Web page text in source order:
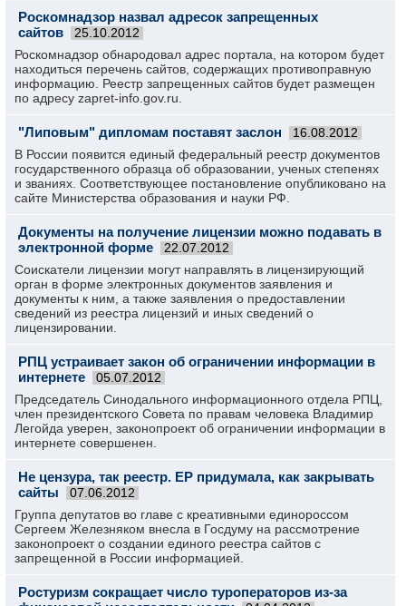
Роскомнадзор назвал адресок запрещенных
сайтов
25.10.2012
Роскомнадзор обнародовал адрес портала, на котором будет
находиться перечень сайтов, содержащих противоправную
информацию. Реестр запрещенных сайтов будет размещен
по адресу zapret-info.gov.ru.
"Липовым" дипломам поставят заслон 16.08.2012
В России появится единый федеральный реестр документов
государственного образца об образовании, ученых степенях
и званиях. Соответствующее постановление опубликовано на
сайте Министерства образования и науки РФ.
Документы на получение лицензии можно подавать в
электронной форме
22.07.2012
Соискатели лицензии могут направлять в лицензирующий
орган в форме электронных документов заявления и
документы к ним, а также заявления о предоставлении
сведений из реестра лицензий и иных сведений о
лицензировании.
РПЦ устраивает закон об ограничении информации в
интернете
05.07.2012
Председатель Синодального информационного отдела РПЦ,
член президентского Совета по правам человека Владимир
Легойда уверен, законопроект об ограничении информации в
интернете совершенен.
Не цензура, так реестр. ЕР придумала, как закрывать
сайты
07.06.2012
Группа депутатов во главе с креативными единороссом
Сергеем Железняком внесла в Госдуму на рассмотрение
законопроект о создании единого реестра сайтов с
запрещенной в России информацией.
Ростуризм сокращает число туроператоров из-за